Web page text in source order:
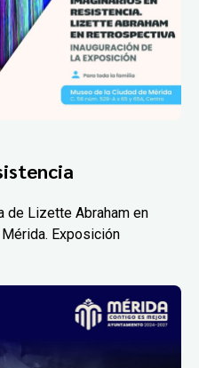
de Lizette Abraham en
Exposición